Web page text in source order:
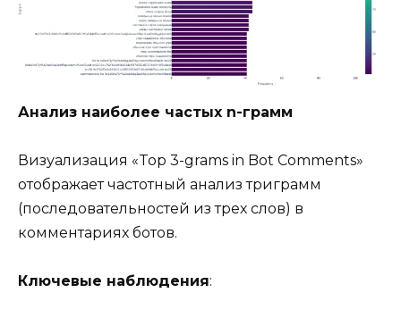
Анализ наиболее частых n-грамм
Визуализация «Top 3-grams in Bot Comments»
отображает частотный анализ триграмм
(последовательностей из трех слов) в
комментариях ботов.
Ключевые наблюдения: